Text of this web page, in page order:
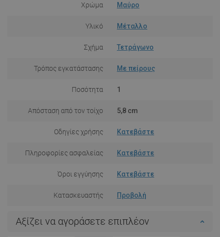
Χρώμα Μαύρο
Υλικό Μέταλλο
Σχήμα Τετράγωνο
Τρόπος εγκατάστασης Με πείρους
Ποσότητα 1
Απόσταση από τον τοίχο 5,8 cm
Οδηγίες χρήσης Κατεβάστε
Πληροφορίες ασφαλείας Κατεβάστε
Όροι εγγύησης Κατεβάστε
Κατασκευαστής Προβολή
Αξίζει να αγοράσετε επιπλέον